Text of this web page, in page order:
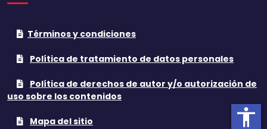
Términos y condiciones
Política de tratamiento de datos personales
Política de derechos de autor y/o autorización de
uso sobre los contenidos
Mapa del sitio accessibility
Tonos grises
Subrayar enlaces
Cursor grande